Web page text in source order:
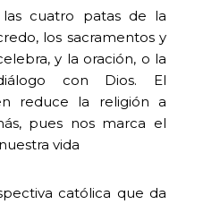
cuatro patas de la
los sacramentos y
y la oración, o la
con Dios. El
reduce la religión a
pues nos marca el
vida
católica que da